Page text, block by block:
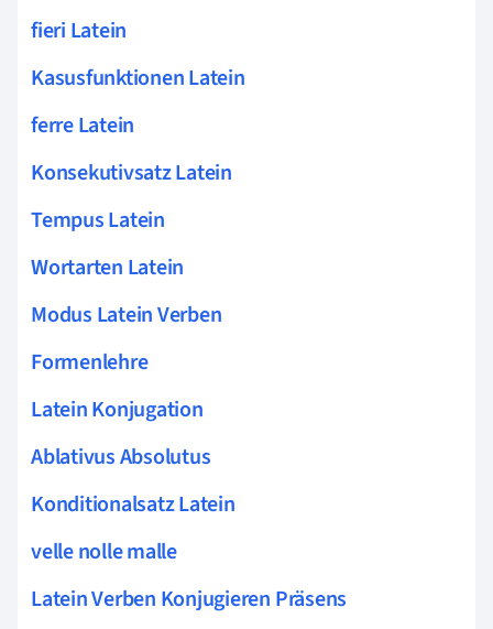
fieri Latein
Kasusfunktionen Latein
ferre Latein
Konsekutivsatz Latein
Tempus Latein
Wortarten Latein
Modus Latein Verben
Formenlehre
Latein Konjugation
Ablativus Absolutus
Konditionalsatz Latein
velle nolle malle
Latein Verben Konjugieren Präsens